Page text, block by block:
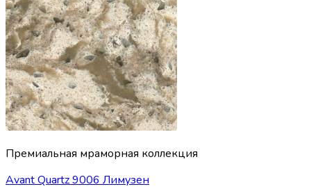
Премиальная мраморная коллекция
Avant Quartz 9006 Лимузен